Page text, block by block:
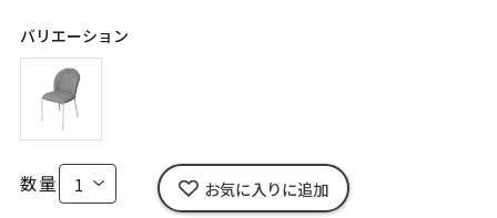
バリエーション
数量 お気に入りに追加